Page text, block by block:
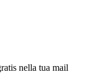
nella tua mail